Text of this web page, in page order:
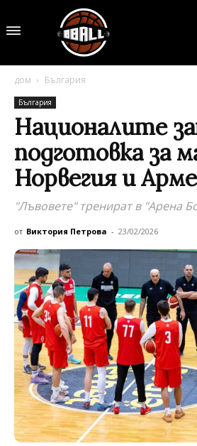
дом България
България
Националите
подготовка за
Норвегия и
"Лъвовете" тренират в "Арена
от Виктория Петрова - 23/02/2026